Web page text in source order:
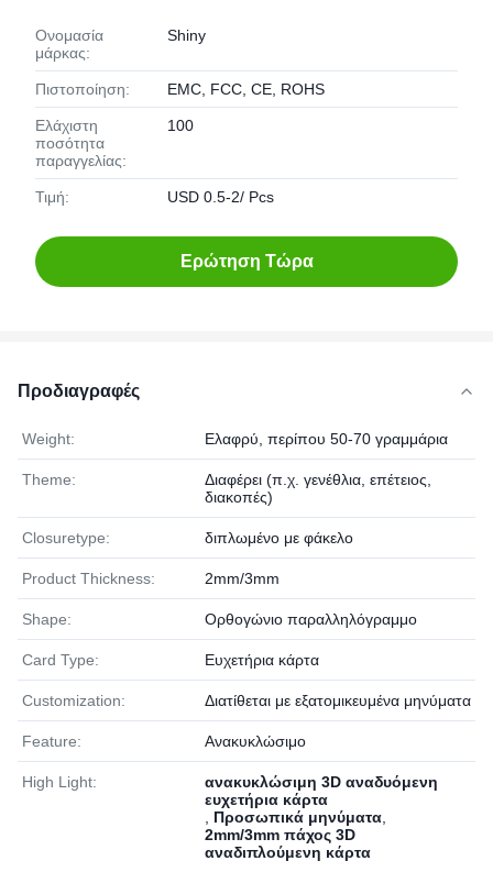
Ονομασία
μάρκας:
Shiny
Πιστοποίηση: EMC, FCC, CE, ROHS
Ελάχιστη
ποσότητα
παραγγελίας:
100
Τιμή: USD 0.5-2/ Pcs
Ερώτηση Τώρα
Προδιαγραφές
Weight: Ελαφρύ, περίπου 50-70 γραμμάρια
Theme:
Διαφέρει (π.χ. γενέθλια, επέτειος,
διακοπές)
Closuretype: διπλωμένο με φάκελο
Product Thickness: 2mm/3mm
Shape: Ορθογώνιο παραλληλόγραμμο
Card Type: Ευχετήρια κάρτα
Customization: Διατίθεται με εξατομικευμένα μηνύματα
Feature: Ανακυκλώσιμο
High Light:
ανακυκλώσιμη 3D αναδυόμενη
ευχετήρια κάρτα
Προσωπικά μηνύματα
2mm/3mm πάχος 3D
αναδιπλούμενη κάρτα